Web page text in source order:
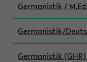
Germanistik /
Germanistik/
Germanistik (GHR)